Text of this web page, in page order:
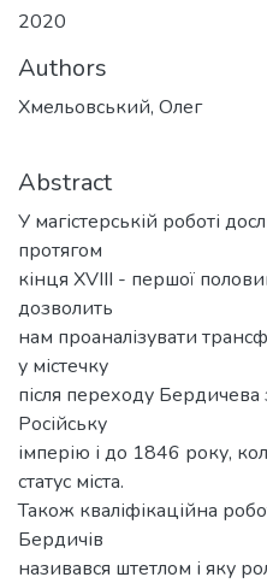
2020
Authors
Хмельовський, Олег
Abstract
У магістерській роботі
протягом
кінця XVIII - першої
дозволить
нам проаналізувати
у містечку
після переходу Бердичева
Російську
імперію і до 1846 року,
статус міста.
Також кваліфікаційна
Бердичів
називався штетлом і яку